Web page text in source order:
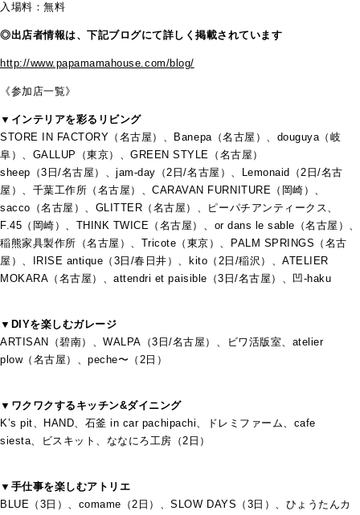
入場料：無料
◎出店者情報は、下記ブログにて詳しく掲載されています
http://www.papamamahouse.com/blog/
《参加店一覧》
▼インテリアを彩るリビング
STORE IN FACTORY（名古屋）、Banepa（名古屋）、douguya（岐
阜）、GALLUP（東京）、GREEN STYLE（名古屋）
sheep（3日/名古屋）、jam-day（2日/名古屋）、Lemonaid（2日/名古
屋）、千葉工作所（名古屋）、CARAVAN FURNITURE（岡崎）、
sacco（名古屋）、GLITTER（名古屋）、ピーパチアンティークス、
F.45（岡崎）、THINK TWICE（名古屋）、or dans le sable（名古屋）、
稲熊家具製作所（名古屋）、Tricote（東京）、PALM SPRINGS（名古
屋）、IRISE antique（3日/春日井）、kito（2日/稲沢）、ATELIER
MOKARA（名古屋）、attendri et paisible（3日/名古屋）、凹-haku
▼DIYを楽しむガレージ
ARTISAN（碧南）、WALPA（3日/名古屋）、ビワ活版室、atelier
plow（名古屋）、peche〜（2日）
▼ワクワクするキッチン&ダイニング
K’s pit、HAND、石釜 in car pachipachi、ドレミファーム、cafe
siesta、ビスキット、ななにろ工房（2日）
▼手仕事を楽しむアトリエ
BLUE（3日）、comame（2日）、SLOW DAYS（3日）、ひょうたんカ